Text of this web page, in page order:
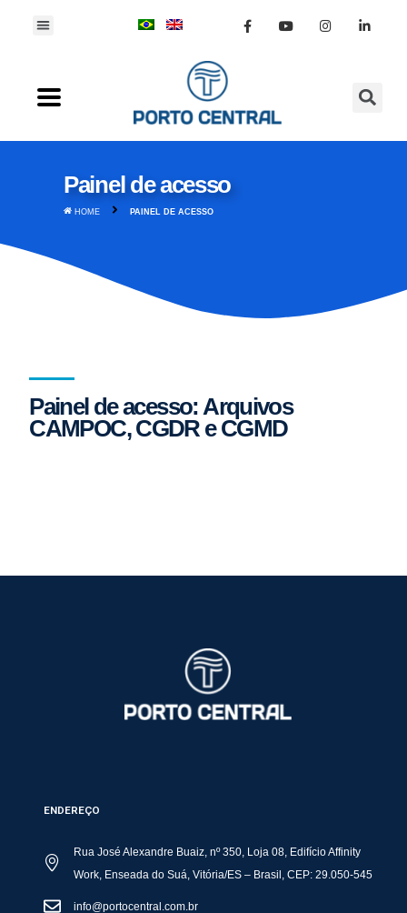
Painel de acesso
HOME PAINEL DE ACESSO
Painel de acesso: Arquivos
CAMPOC, CGDR e CGMD
ENDEREÇO
Rua José Alexandre Buaiz, nº 350, Loja 08, Edifício Affinity
Work, Enseada do Suá, Vitória/ES – Brasil, CEP: 29.050-545
info@portocentral.com.br